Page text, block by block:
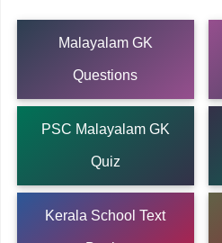
Malayalam GK
Questions
PSC Malayalam GK
Quiz
Kerala School Text